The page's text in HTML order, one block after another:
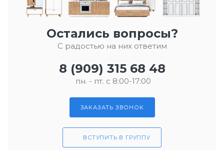
Остались вопросы?
С радостью на них ответим
8 (909) 315 68 48
пн. - пт. с 8:00-17:00
ЗАКАЗАТЬ ЗВОНОК
ВСТУПИТЬ В ГРУППУ